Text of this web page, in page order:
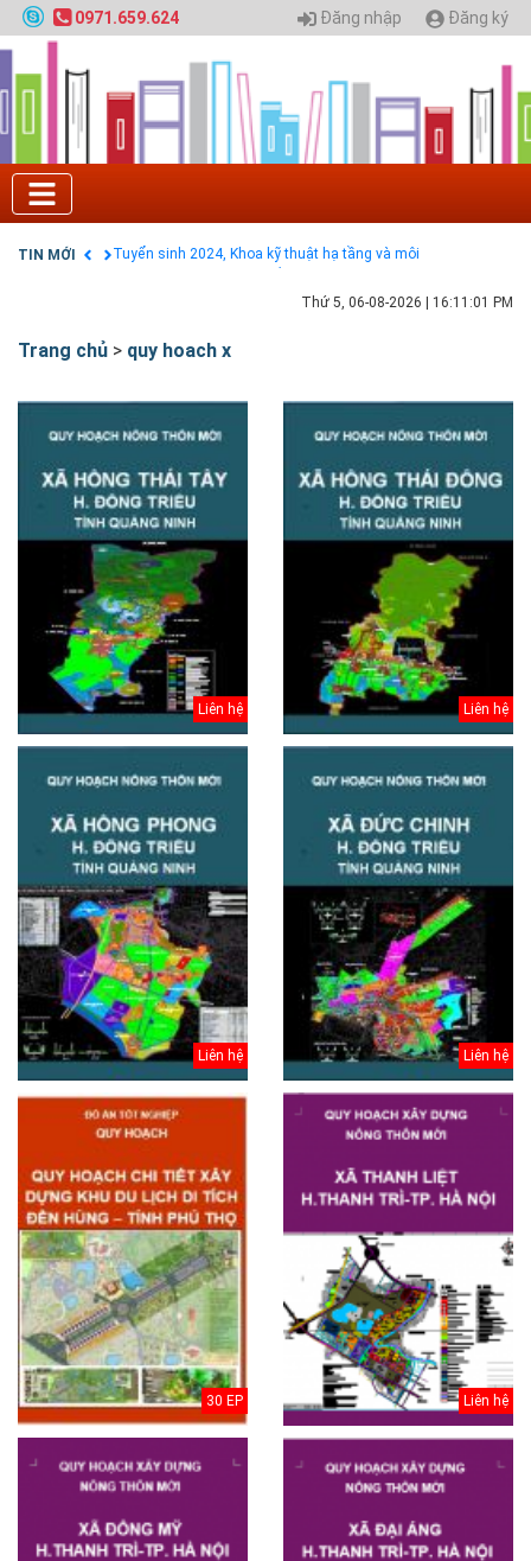
0971.659.624 Đăng nhập Đăng ký
TIN MỚI
Tuyển sinh 2025, Khoa kỹ thuật hạ tầng và môi
trường đô thị - Đại học Kiến trúc Hà Nội
Chính sách thanh toán
Điều khoản dịch vụ
Quy hoạch chung hệ thống đê điều thành phố Hà
GIAO LƯU TRỰC TUYẾN - TƯ VẤN TUYỂN SINH ĐẠI
SỐ 02
Thứ 5, 06-08-2026 16:11:02 PM
Trang chủ > quy hoach x
Liên hệ Liên hệ
Liên hệ Liên hệ
30 EP Liên hệ